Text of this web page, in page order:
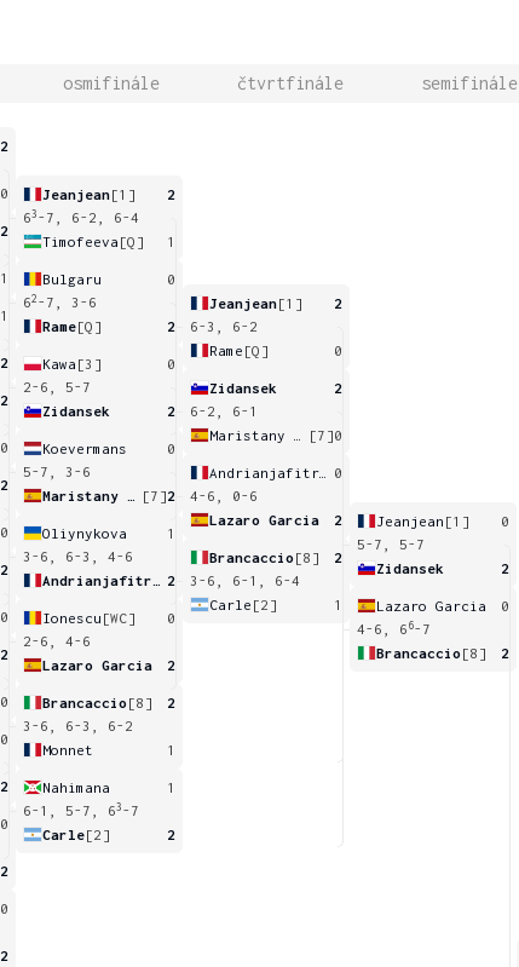
osmifinále čtvrtfinále semifinále
2
0
2
1
1
2
2
0
2
0
2
0
2
0
0
2
0
2
0
2
Jeanjean[1]
2
63 -7, 6-2, 6-4
Timofeeva [Q] 1
Bulgaru
0
62 -7, 3-6
Rame[Q] 2
Kawa [3]
0
2-6, 5-7
Zidansek
2
Koevermans
0
5-7, 3-6
[7]2
Oliynykova
1
3-6, 6-3, 4-6
2
Ionescu [WC]
0
2-6, 4-6
Lazaro Garcia
2
Brancaccio [8]
2
3-6, 6-3, 6-2
Monnet
1
Nahimana
1
6-1, 5-7, 63 -7
Carle[2] 2
Jeanjean[1]
2
6-3, 6-2
Rame [Q] 0
Zidansek
2
6-2, 6-1
[7]0
0
4-6, 0-6
Lazaro Garcia
2
Brancaccio [8]
2
3-6, 6-1, 6-4
Carle [2] 1
Jeanjean [1]
0
5-7, 5-7
Zidansek
2
Lazaro Garcia
0
4-6, 6 6-7
Brancaccio [8] 2